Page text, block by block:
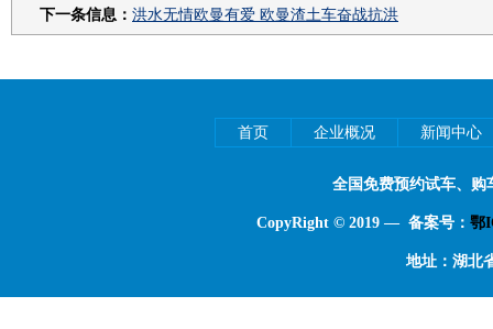
下一条信息： 洪水无情欧曼有爱 欧曼渣土车奋战抗洪
首页 企业概况 新闻中心
全国免费预约试车、购
CopyRight © 2019 — 备案号： 鄂
地址：湖北